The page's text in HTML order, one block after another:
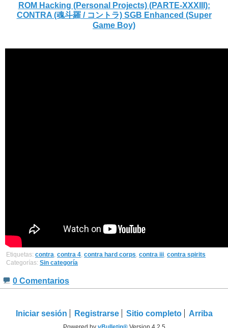
ROM Hacking (Personal Projects) (PARTE-XXXIII):
CONTRA (魂斗羅 / コントラ) SGB Enhanced (Super
Game Boy)
Etiquetas: contra, contra 4, contra hard corps, contra iii, contra spirits
Categorías: Sin categoría
0 Comentarios
Iniciar sesión Registrarse Sitio completo Arriba